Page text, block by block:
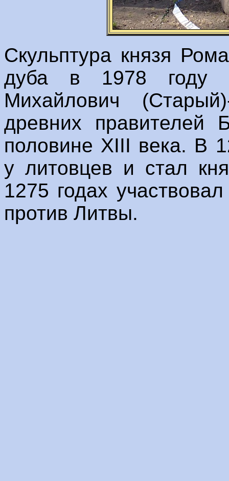
Скульптура князя
дуба в 1978 году
Михайлович
древних правителей
половине XIII века. В
у литовцев и стал
1275 годах
против Литвы.